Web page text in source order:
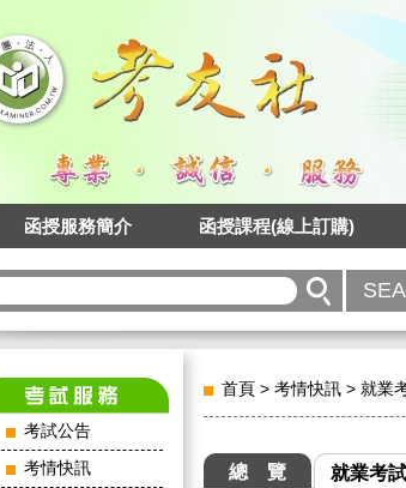
函授服務簡介 函授課程(線上訂購)
考試公告
考情快訊
首頁 > 考情快訊 > 就業
總 覽 就業考試